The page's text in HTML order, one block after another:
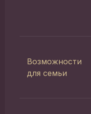
Возможности
для семьи